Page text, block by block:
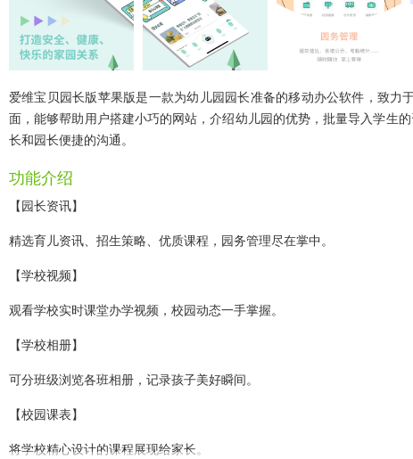
爱维宝贝园长版苹果版是一款为幼儿园园长准备的移动办公软件，致力
面，能够帮助用户搭建小巧的网站，介绍幼儿园的优势，批量导入学生
长和园长便捷的沟通。
功能介绍
【园长资讯】
精选育儿资讯、招生策略、优质课程，园务管理尽在掌中。
【学校视频】
观看学校实时课堂办学视频，校园动态一手掌握。
【学校相册】
可分班级浏览各班相册，记录孩子美好瞬间。
【校园课表】
将学校精心设计的课程展现给家长。